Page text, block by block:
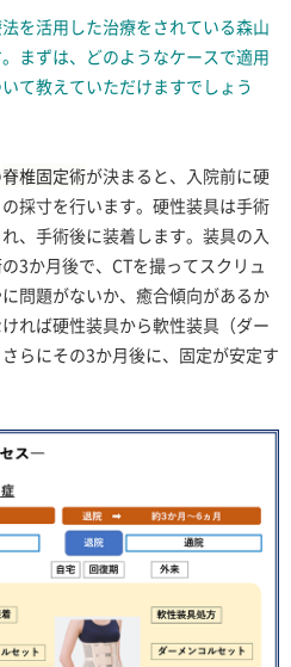
を活用した治療をされている森山
まずは、どのようなケースで適用
て教えていただけますでしょう
脊椎固定術が決まると、入院前に硬
採寸を行います。硬性装具は手術
、手術後に装着します。装具の入
3か月後で、CTを撮ってスクリュ
問題がないか、癒合傾向があるか
れば硬性装具から軟性装具（ダー
らにその3か月後に、固定が安定す